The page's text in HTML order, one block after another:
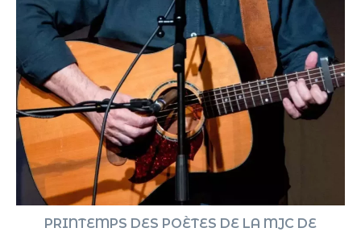
PRINTEMPS DES POÈTES DE LA MJC DE